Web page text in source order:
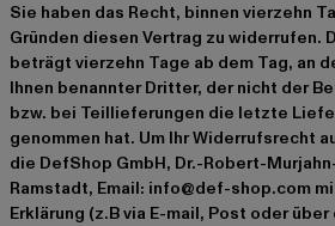
Sie haben das Recht, binnen vierzehn
Gründen diesen Vertrag zu widerrufen.
beträgt vierzehn Tage ab dem Tag, an
Ihnen benannter Dritter, der nicht der
bzw. bei Teillieferungen die letzte
genommen hat. Um Ihr Widerrufsrecht
die DefShop GmbH, Dr.-Robert-
Ramstadt, Email: info@def-shop.com
Erklärung (z.B via E-mail, Post oder über